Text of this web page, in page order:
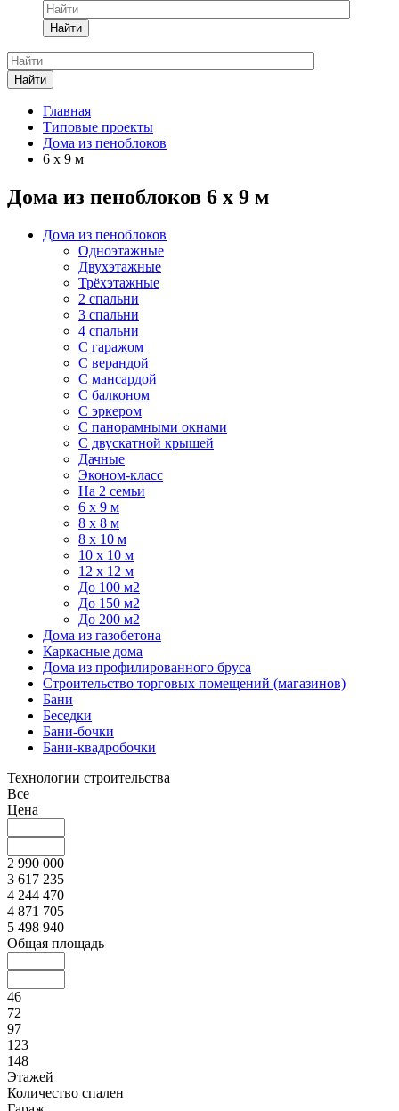
Найти
Найти
Главная
Типовые проекты
Дома из пеноблоков
6 x 9 м
Дома из пеноблоков 6 x 9 м
Дома из пеноблоков
Одноэтажные
Двухэтажные
Трёхэтажные
2 спальни
3 спальни
4 спальни
С гаражом
С верандой
С мансардой
С балконом
C эркером
С панорамными окнами
С двускатной крышей
Дачные
Эконом-класс
На 2 семьи
6 x 9 м
8 x 8 м
8 x 10 м
10 x 10 м
12 x 12 м
До 100 м2
До 150 м2
До 200 м2
Дома из газобетона
Каркасные дома
Дома из профилированного бруса
Строительство торговых помещений (магазинов)
Бани
Беседки
Бани-бочки
Бани-квадробочки
Технологии строительства
Все
Цена
2 990 000
3 617 235
4 244 470
4 871 705
5 498 940
Общая площадь
46
72
97
123
148
Этажей
Количество спален